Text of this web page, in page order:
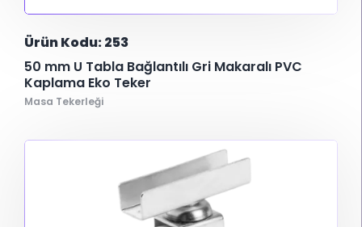
Ürün Kodu: 253
50 mm U Tabla Bağlantılı Gri Makaralı PVC
Kaplama Eko Teker
Masa Tekerleği